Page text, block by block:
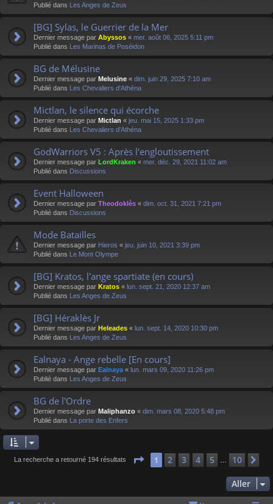
Publié dans Les Anges de Zeus
[BG] Sylas, le Guerrier de la Mer
Dernier message par Abyssos « mer. août 06, 2025 5:11 pm
Publié dans Les Marinas de Poséidon
BG de Mélusine
Dernier message par Melusine « dim. juin 29, 2025 7:10 am
Publié dans Les Chevaliers d'Athéna
Mictlan, le silence qui écorche
Dernier message par Mictlan « jeu. mai 15, 2025 1:33 pm
Publié dans Les Chevaliers d'Athéna
GodWarriors V5 : Après l'engloutissement
Dernier message par LordKraken « mer. déc. 29, 2021 11:02 am
Publié dans Discussions
Event Halloween
Dernier message par Theodoklès « dim. oct. 31, 2021 7:21 pm
Publié dans Discussions
Mode Batailles
Dernier message par Hieros « jeu. juin 10, 2021 3:39 pm
Publié dans Le Mont Olympe
[BG] Kratos, l'ange spartiate (en cours)
Dernier message par Kratos « lun. sept. 21, 2020 12:37 am
Publié dans Les Anges de Zeus
[BG] Héraklès Jr
Dernier message par Heleades « lun. sept. 14, 2020 10:30 pm
Publié dans Les Anges de Zeus
Ealnaya - Ange rebelle [En cours]
Dernier message par Ealnaya « lun. mars 09, 2020 11:26 pm
Publié dans Les Anges de Zeus
BG de l'Ordre
Dernier message par Maliphanzo « dim. mars 08, 2020 5:48 pm
Publié dans La porte des Enfers
La recherche a retourné 194 résultats Page 1sur 10
1 2 3 4 5 10
Aller